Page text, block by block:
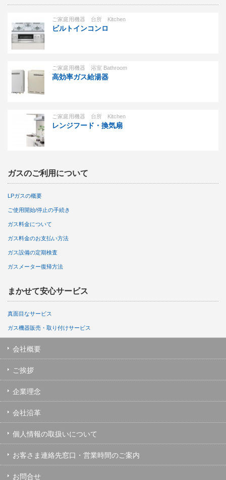
ご家庭用機器 台所 Kitchen
ビルトインコンロ
ご家庭用機器 浴室 Bathroom
高効率ガス給湯器
ご家庭用機器 台所 Kitchen
レンジフード・換気扇
ガスのご利用について
LPガスの概要
ご使用開始/停止の手続き
ガス料金について
ガス料金のお支払い方法
ガス設備の定期検査
ガスメーター復帰方法
まかせて安心サービス
真面目なサービス
ガス機器販売・取り付けサービス
会社概要
ご挨拶
企業理念
会社沿革
個人情報の取扱いについて
お客さま連絡先窓口・営業時間のご案内
お問合せ